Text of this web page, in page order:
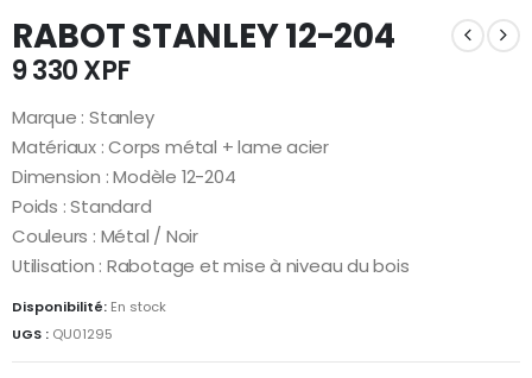
RABOT STANLEY 12-204
9 330XPF
Marque : Stanley
Matériaux : Corps métal + lame acier
Dimension : Modèle 12-204
Poids : Standard
Couleurs : Métal / Noir
Utilisation : Rabotage et mise à niveau du bois
Disponibilité: En stock
UGS : QU01295